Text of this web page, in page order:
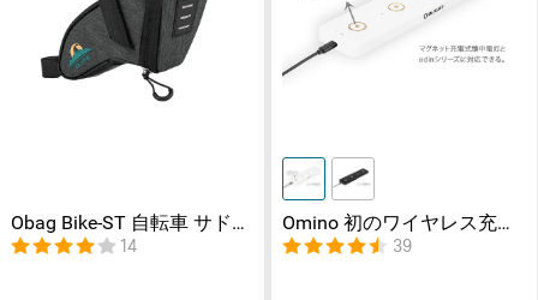
Obag Bike-ST 自転車 サドル
バッグ
14
Omino 初のワイヤレス充電
パッド
39